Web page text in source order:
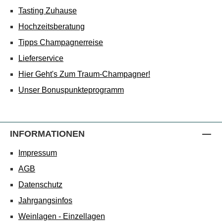
Tasting Zuhause
Hochzeitsberatung
Tipps Champagnerreise
Lieferservice
Hier Geht's Zum Traum-Champagner!
Unser Bonuspunkteprogramm
INFORMATIONEN
Impressum
AGB
Datenschutz
Jahrgangsinfos
Weinlagen - Einzellagen